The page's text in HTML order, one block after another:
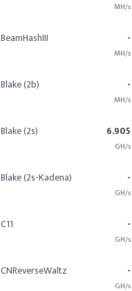
MH/s
BeamHashIII -
MH/s
Blake (2b) -
MH/s
Blake (2s) 6.905
GH/s
Blake (2s-Kadena) -
GH/s
C11 -
GH/s
CNReverseWaltz -
GH/s